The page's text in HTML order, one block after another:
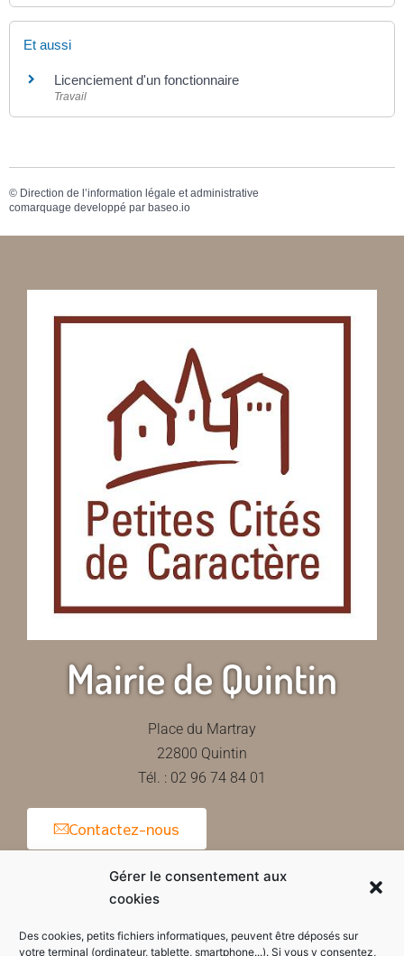
Gérer le consentement aux
cookies
Des cookies, petits fichiers informatiques, peuvent être déposés sur
votre terminal (ordinateur, tablette, smartphone...). Si vous y consentez,
Et aussi
Licenciement d'un fonctionnaire
Travail
© Direction de l’information légale et administrative
comarquage developpé par baseo.io
Mairie de Quintin
Place du Martray
22800 Quintin
Tél. : 02 96 74 84 01
Contactez-nous
Horaires d'ouverture de la mairie